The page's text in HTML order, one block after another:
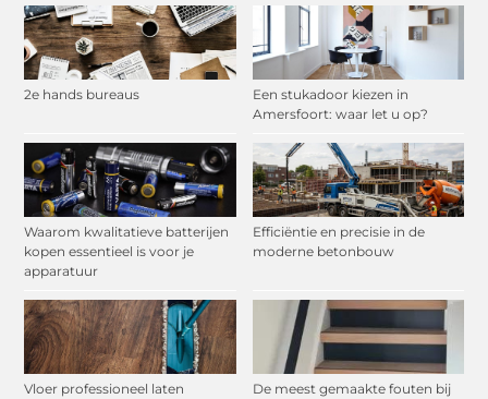
2e hands bureaus
Een stukadoor kiezen in
Amersfoort: waar let u op?
Waarom kwalitatieve batterijen
kopen essentieel is voor je
apparatuur
Efficiëntie en precisie in de
moderne betonbouw
Vloer professioneel laten
De meest gemaakte fouten bij